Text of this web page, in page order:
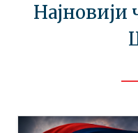
Најновији